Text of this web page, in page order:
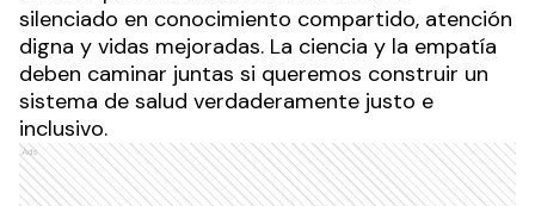
silenciado en conocimiento compartido, atención
digna y vidas mejoradas. La ciencia y la empatía
deben caminar juntas si queremos construir un
sistema de salud verdaderamente justo e
inclusivo.
Ads